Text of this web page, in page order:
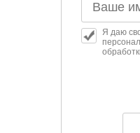
Я даю